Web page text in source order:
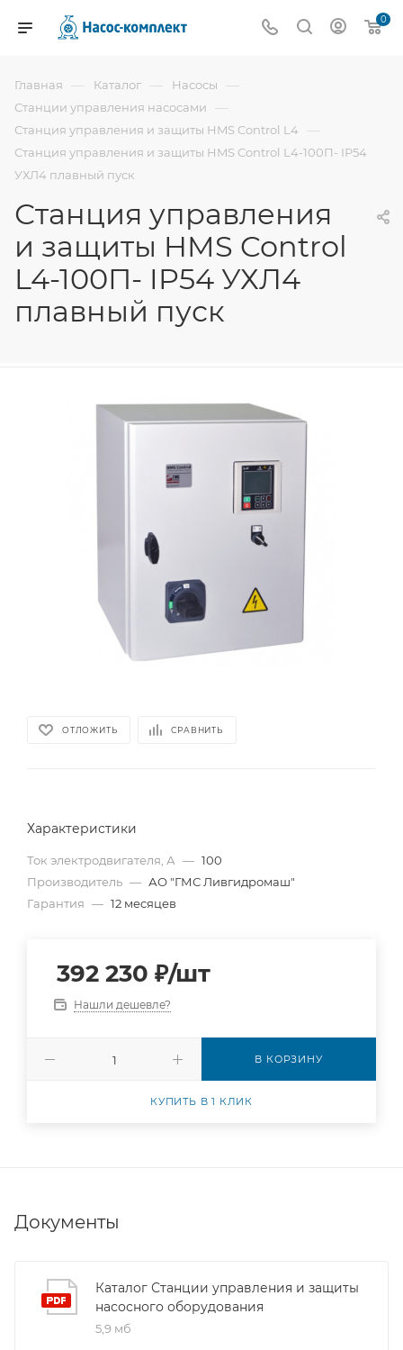
0
Главная — Каталог — Насосы —
Станции управления насосами —
Станция управления и защиты HMS Control L4 —
Станция управления и защиты HMS Control L4-100П- IP54
УХЛ4 плавный пуск
Станция управления
и защиты HMS Control
L4-100П- IP54 УХЛ4
плавный пуск
ОТЛОЖИТЬ СРАВНИТЬ
Характеристики
Ток электродвигателя, А — 100
Производитель — АО "ГМС Ливгидромаш"
Гарантия — 12 месяцев
392 230 ₽/шт
Нашли дешевле?
В КОРЗИНУ
КУПИТЬ В 1 КЛИК
Документы
Каталог Станции управления и защиты
насосного оборудования
5,9 мб